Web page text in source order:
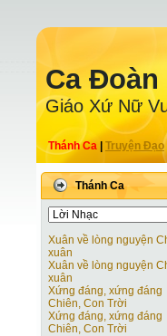
Ca
Giáo Xứ Nữ
Thánh Ca Truyện Ðạo|
Thánh Ca
Xuân về lòng nguyện
xuân
Xuân về lòng nguyện
xuân
Xứng đáng, xứng đáng
Chiên, Con Trời
Xứng đáng, xứng đáng
Chiên, Con Trời